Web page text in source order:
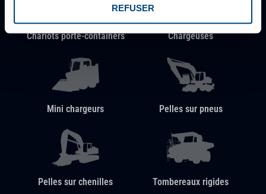
REFUSER
Chariots porte-containers Chargeuses
Mini chargeurs Pelles sur pneus
Pelles sur chenilles Tombereaux rigides